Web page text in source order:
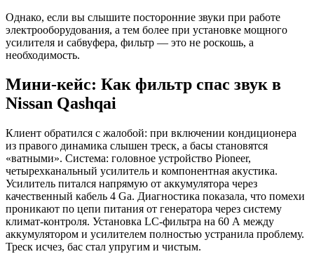
Однако, если вы слышите посторонние звуки при работе
электрооборудования, а тем более при установке мощного
усилителя и сабвуфера, фильтр — это не роскошь, а
необходимость.
Мини-кейс: Как фильтр спас звук в
Nissan Qashqai
Клиент обратился с жалобой: при включении кондиционера
из правого динамика слышен треск, а басы становятся
«ватными». Система: головное устройство Pioneer,
четырехканальный усилитель и компонентная акустика.
Усилитель питался напрямую от аккумулятора через
качественный кабель 4 Ga. Диагностика показала, что помехи
проникают по цепи питания от генератора через систему
климат-контроля. Установка LC-фильтра на 60 А между
аккумулятором и усилителем полностью устранила проблему.
Треск исчез, бас стал упругим и чистым.